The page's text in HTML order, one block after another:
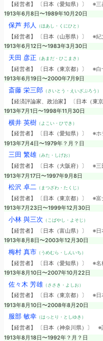
【経営者】 〔日本（愛知県）〕 ※三
1913年6月8日〜1989年10月20日
保芦 邦人 （ほあし・くにひと）
【経営者】 〔日本（山形県）〕 ※紀
1913年6月12日〜1983年3月30日
天田 彦正 （あまだ・ひこまさ）
【経営者】 〔日本（東京都）〕 ※白
1913年6月19日〜2000年7月9日
斎藤 栄三郎（さいとう・えいざぶろう）
【経済評論家、政治家】 〔日本（東京
1913年7月1日〜1998年11月30日
横井 英樹（よこい・ひでき）
【経営者】 〔日本（愛知県）〕 ※ホ
1913年7月4日〜1979年？月？日
三田 繁雄（みた・しげお）
【経営者】 〔日本（大阪府）〕 ※三
1913年7月17日〜1997年9月8日
松沢 卓二（まつざわ・たくじ）
【経営者】 〔日本（東京都）〕 ※富
1913年7月23日〜1999年12月30日
小林 與三次 （こばやし・よそじ）
【経営者】 〔日本（富山県）〕 ※日
1913年8月8日〜2003年12月30日
梅村 真市 （うめむら・しんいち）
【経営者】 〔日本（愛知県）〕 ※名
1913年8月10日〜2007年10月22日
佐々木 芳雄（ささき・よしお）
【経営者】 〔日本（東京都）〕 ※日
1913年8月10日〜2008年8月20日
服部 敏幸（はっとり・としゆき）
【経営者】 〔日本（神奈川県）〕 ※
1913年8月18日〜1992年？月？日